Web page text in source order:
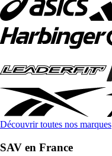
Découvrir toutes nos marques
SAV en France